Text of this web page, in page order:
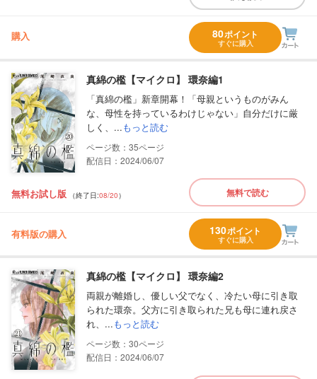
購入 80ポイント
すぐに購入
真綿の檻【マイクロ】 環奈編1
「真綿の檻」新章開幕！「母親というものがみん
な、母性を持っているわけじゃない」自分だけに厳
しく、...もっと読む
35
配信日：2024/06/07
無料お試し版 （終了日:08/20） 無料で読む
有料版の購入 130ポイント
すぐに購入
真綿の檻【マイクロ】 環奈編2
両親が離婚し、優しい父でなく、冷たい母に引き取
られた環奈。父方に引き取られた兄も母に連れ戻さ
れ、...もっと読む
30
配信日：2024/06/07